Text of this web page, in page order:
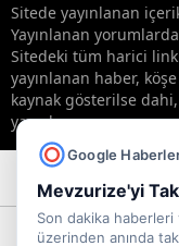
Google
Mevzurize'yi
Son dakika
üzerinden anında
Sitede yayınlanan
Yayınlanan
Sitedeki tüm harici
yayınlanan haber,
kaynak gösterilse
yayınlanamaz